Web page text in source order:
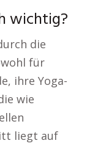
wichtig?
die
für
ihre Yoga-
wie
liegt auf